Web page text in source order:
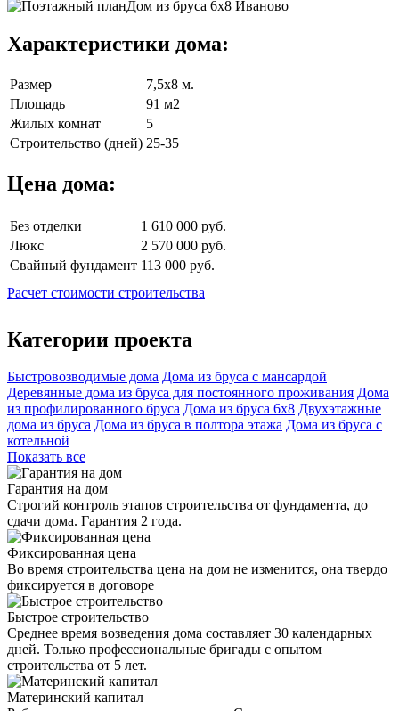
Характеристики дома:
Размер
7,5х8 м.
Площадь
91 м2
Жилых комнат
5
Строительство (дней) 25-35
Цена дома:
Без отделки
1 610 000 руб.
Люкс
2 570 000 руб.
Свайный фундамент 113 000 руб.
Расчет стоимости строительства
Категории проекта
Быстровозводимые дома Дома из бруса с мансардой
Деревянные дома из бруса для постоянного проживания Дома
из профилированного бруса Дома из бруса 6х8 Двухэтажные
дома из бруса Дома из бруса в полтора этажа Дома из бруса с
котельной
Показать все
Гарантия на дом
Строгий контроль этапов строительства от фундамента, до
сдачи дома. Гарантия 2 года.
Фиксированная цена
Во время строительства цена на дом не изменится, она твердо
фиксируется в договоре
Быстрое строительство
Среднее время возведения дома составляет 30 календарных
дней. Только профессиональные бригады с опытом
строительства от 5 лет.
Материнский капитал